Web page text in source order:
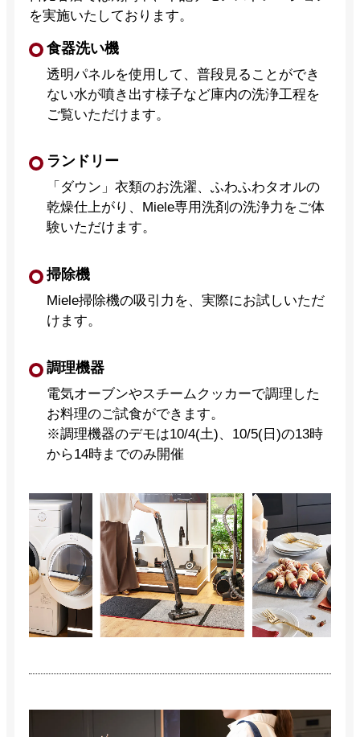
を実施いたしております。
食器洗い機
透明パネルを使用して、普段見ることができ
ない水が噴き出す様子など庫内の洗浄工程を
ご覧いただけます。
ランドリー
「ダウン」衣類のお洗濯、ふわふわタオルの
乾燥仕上がり、Miele専用洗剤の洗浄力をご体
験いただけます。
掃除機
Miele掃除機の吸引力を、実際にお試しいただ
けます。
調理機器
電気オーブンやスチームクッカーで調理した
お料理のご試食ができます。
※調理機器のデモは10/4(土)、10/5(日)の13時
から14時までのみ開催